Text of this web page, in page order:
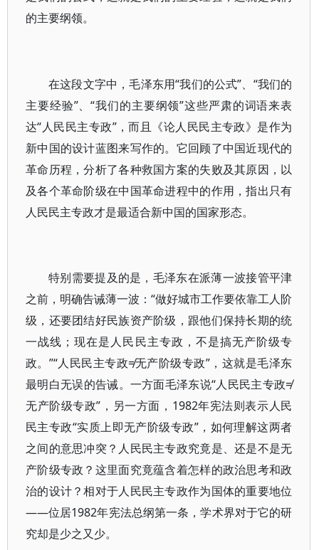
的主要纲领。
在这段文字中，毛泽东用“我们的公式”、“我们的
主要经验”、“我们的主要纲领”这些严肃的词语来表
达“人民民主专政”，而且《论人民民主专政》是作为
新中国的设计蓝图来写作的。它回顾了中国近现代的
革命历程，分析了各种救国方案的失败及其原因，以
及各个革命阶级在中国革命进程中的作用，指出只有
人民民主专政才是最适合新中国的国家形态。
特别需要提及的是，毛泽东在派薄一波接管平津
之前，明确告诫薄一波：“做好城市工作要依靠工人阶
级，还要团结好民族资产阶级，跟他们保持长期的统
一战线；现在是人民民主专政，不是搞无产阶级专
政。”“人民民主专政≠无产阶级专政”，这就是毛泽东
最明白无误的告诫。一方面毛泽东说“人民民主专政≠
无产阶级专政”，另一方面，1982年宪法则表示人民
民主专政“实质上即无产阶级专政”，如何理解这两者
之间的意思冲突？人民民主专政究竟是、还是不是无
产阶级专政？这里面究竟蕴含着怎样的政治思考和政
治的设计？相对于人民民主专政作为国体的重要地位
——位居1982年宪法总纲第一条，学术界对于它的研
究却是少之又少。